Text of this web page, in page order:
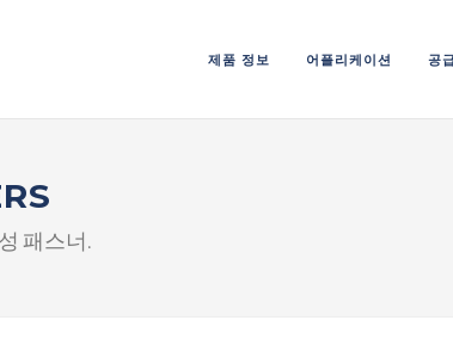
제품 정보 어플리케이션 공
패스너.